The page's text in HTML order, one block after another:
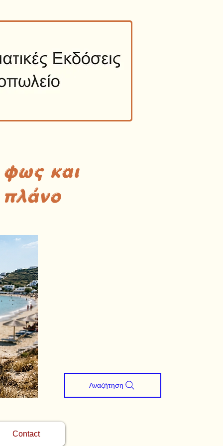
και
Contact
Αναζήτηση